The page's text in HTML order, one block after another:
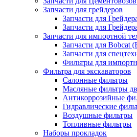
Запчасти для грейдеров
Запчасти для
Запчасти для
Запчасти для импортной
Запчасти для Bobcat
Запчасти для
Фильтры для
Фильтра для экскаваторов
Салонные фильтры
Масляные фильтры
Антикоррозийные
Гидравлические
Воздушные фильтры
Топливные фильтры
Наборы прокладок